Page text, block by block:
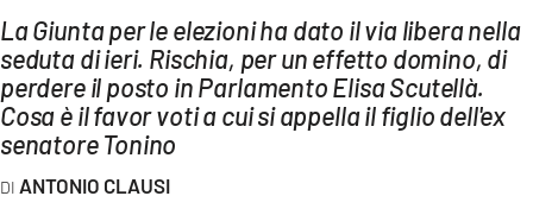
LaC
Network
LACPLAY.IT
LACTV.IT
LACONAIR.IT
La Giunta per le elezioni ha dato il via libera nella
seduta di ieri. Rischia, per un effetto domino, di
perdere il posto in Parlamento Elisa Scutellà.
Cosa è il favor voti a cui si appella il figlio dell'ex
senatore Tonino
ANTONIO CLAUSI